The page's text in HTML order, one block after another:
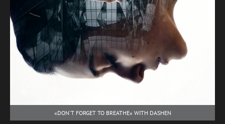
«DON'T FORGET TO BREATHE» WITH DASHEN